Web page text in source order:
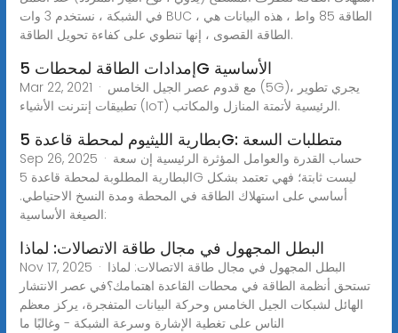
في الشبكة ، نستخدم 3 وات BUC ، الطاقة 85 واط ، هذه البيانات هي
الطاقة القصوى ، إنها تنطوي على كفاءة تحويل الطاقة.
إمدادات الطاقة لمحطات 5G الأساسية
Mar 22, 2021 · مع قدوم عصر الجيل الخامس (5G)، يجري تطوير
تطبيقات إنترنت الأشياء (IoT) الرئيسية لأتمتة المنازل والمكاتب.
بطارية الليثيوم لمحطة قاعدة 5G: متطلبات السعة
Sep 26, 2025 · حساب القدرة والعوامل المؤثرة الرئيسية إن سعة
البطارية المطلوبة لمحطة قاعدة 5G ليست ثابتة؛ فهي تعتمد بشكل
أساسي على استهلاك الطاقة في المحطة ومدة النسخ الاحتياطي.
الصيغة الأساسية:
البطل المجهول في مجال طاقة الاتصالات: لماذا
Nov 17, 2025 · البطل المجهول في مجال طاقة الاتصالات: لماذا
تستحق أنظمة الطاقة في محطات القاعدة اهتمامك؟في عصر الانتشار
الهائل لشبكات الجيل الخامس وحركة البيانات المتفجرة، يركز معظم
الناس على تغطية الإشارة وسرعة الشبكة - وغالبًا ما